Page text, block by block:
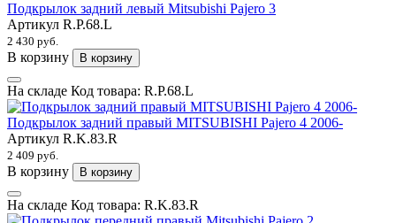
Подкрылок задний левый Mitsubishi Pajero 3
Артикул R.P.68.L
2 430 руб.
В корзину В корзину
На складе Код товара: R.P.68.L
Подкрылок задний правый MITSUBISHI Pajero 4 2006-
Артикул R.K.83.R
2 409 руб.
В корзину В корзину
На складе Код товара: R.K.83.R